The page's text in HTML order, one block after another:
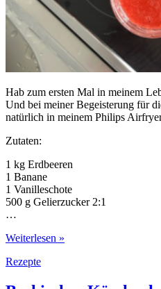
Hab zum ersten Mal in meinem
Und bei meiner Begeisterung für
natürlich in meinem Philips
Zutaten:
1 kg Erdbeeren
1 Banane
1 Vanilleschote
500 g Gelierzucker 2:1
…
Erdbeermarmelade
der
Weiterlesen »
Rezepte